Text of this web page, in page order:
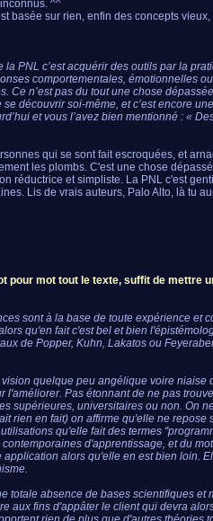
^^
basée sur rien, enfin des concepts vieux,
PNL c’est acquérir des outils par la
comportementales, émotionnelles
Ce n’est pas du tout une chose
découvrir soi-même, et c’est encore
et vous l’avez bien mentionné : «
qui se sont fait escroquées, et
les plombs. C'est une chose
réductrice et simpliste. La PNL c'est
Lis de vrais auteurs, Palo Alto, là tu
pour mot tout le texte, suffit de mettre
sont à la base de toute expérience et
qu'en fait c'est bel et bien
de Popper, Kuhn, Lakatos ou
quelque peu angélique voire niaise
l'améliorer. Pas étonnant de ne pas
supérieures, universitaires ou non. On
rien en fait) on affirme qu'elle ne repose
qu'elle fait des termes
d'apprentissage, et du
alors qu'elle en est bien loin.
totale absence de bases scientifiques et
aux fins d'appâter le client qui devra